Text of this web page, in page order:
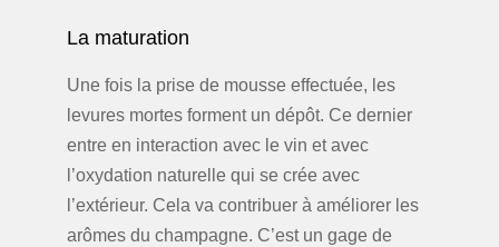
La maturation
Une fois la prise de mousse effectuée, les
levures mortes forment un dépôt. Ce dernier
entre en interaction avec le vin et avec
l’oxydation naturelle qui se crée avec
l’extérieur. Cela va contribuer à améliorer les
arômes du champagne. C’est un gage de